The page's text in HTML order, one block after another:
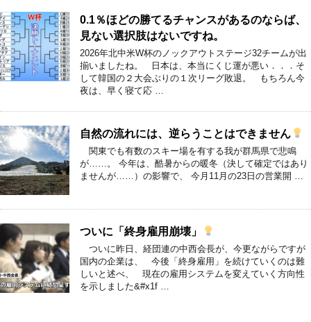
0.1％ほどの勝てるチャンスがあるのならば、
見ない選択肢はないですね。
2026年北中米W杯のノックアウトステージ32チームが出
揃いましたね。 日本は、本当にくじ運が悪い．．．そ
して韓国の２大会ぶりの１次リーグ敗退。 もちろん今
夜は、早く寝て応 …
自然の流れには、逆らうことはできません
関東でも有数のスキー場を有する我が群馬県で悲鳴
が……。 今年は、酷暑からの暖冬（決して確定ではあり
ませんが……）の影響で、 今月11月の23日の営業開 …
ついに「終身雇用崩壊」
ついに昨日、経団連の中西会長が、今更ながらですが
国内の企業は、 今後「終身雇用」を続けていくのは難
しいと述べ、 現在の雇用システムを変えていく方向性
を示しました&#x1f …